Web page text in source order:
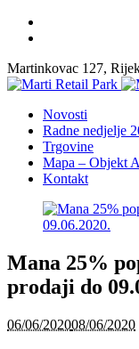
Martinkovac 127,
Novosti
Radne nedjelje
Trgovine
Mapa – Objekt
Kontakt
Mana 25%
prodaji do
06/06/202008/06/2020